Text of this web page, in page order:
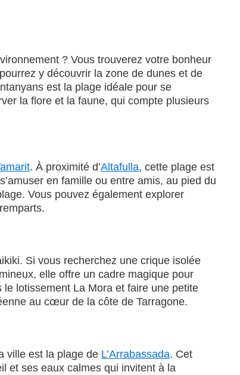
? Vous trouverez votre bonheur
y découvrir la zone de dunes et de
est la plage idéale pour se
la flore et la faune, qui compte plusieurs
. À proximité d’Altafulla, cette plage est
en famille ou entre amis, au pied du
Vous pouvez également explorer
Si vous recherchez une crique isolée
elle offre un cadre magique pour
lotissement La Mora et faire une petite
au cœur de la côte de Tarragone.
ville est la plage de L’Arrabassada. Cet
et ses eaux calmes qui invitent à la